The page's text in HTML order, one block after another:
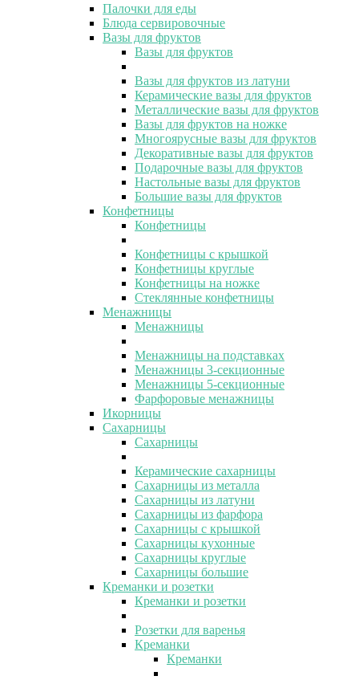
Палочки для еды
Блюда сервировочные
Вазы для фруктов
Вазы для фруктов
Вазы для фруктов из латуни
Керамические вазы для фруктов
Металлические вазы для фруктов
Вазы для фруктов на ножке
Многоярусные вазы для фруктов
Декоративные вазы для фруктов
Подарочные вазы для фруктов
Настольные вазы для фруктов
Большие вазы для фруктов
Конфетницы
Конфетницы
Конфетницы с крышкой
Конфетницы круглые
Конфетницы на ножке
Стеклянные конфетницы
Менажницы
Менажницы
Менажницы на подставках
Менажницы 3-секционные
Менажницы 5-секционные
Фарфоровые менажницы
Икорницы
Сахарницы
Сахарницы
Керамические сахарницы
Сахарницы из металла
Сахарницы из латуни
Сахарницы из фарфора
Сахарницы с крышкой
Сахарницы кухонные
Сахарницы круглые
Сахарницы большие
Креманки и розетки
Креманки и розетки
Розетки для варенья
Креманки
Креманки